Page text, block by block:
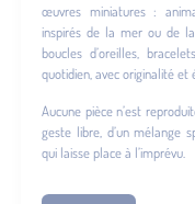
œuvres miniatures :
inspirés de la mer ou de
boucles d’oreilles,
quotidien, avec originalité et
Aucune pièce n’est
geste libre, d’un mélange
qui laisse place à l’imprévu.